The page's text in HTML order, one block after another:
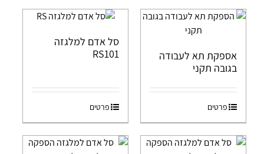
אספקת תא לעבודה
בגובה תקני
פרטים
סל אדם למלגזה
RS101
פרטים